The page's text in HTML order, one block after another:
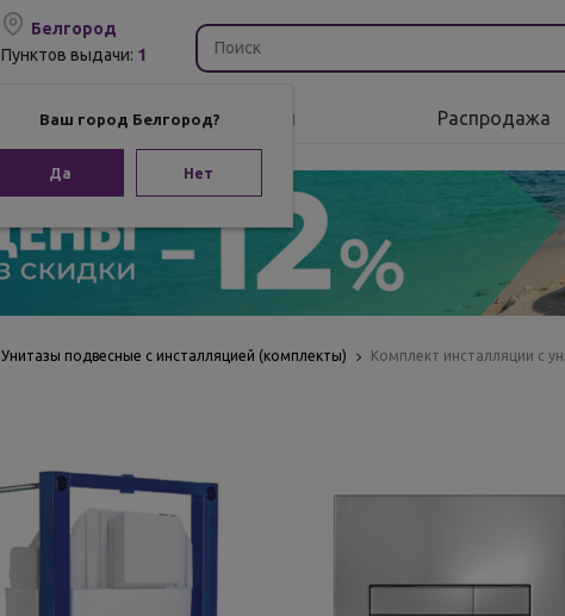
Белгород
Пунктов выдачи: 1
Ваш город Белгород?
Да Нет
Бренды Распродажа
Унитазы подвесные с инсталляцией (комплекты) Комплект инсталляции с